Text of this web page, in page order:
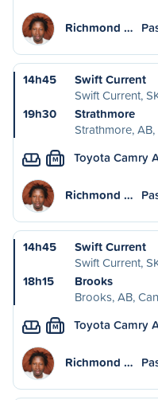
Richmond …
14h45
Swift Current
Swift Current,
19h30
Strathmore
Strathmore,
M Toyota Camry
Richmond …
14h45
Swift Current
Swift Current,
18h15
Brooks
Brooks, AB,
M Toyota Camry
Richmond …